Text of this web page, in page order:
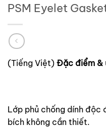
PSM Eyelet
(Tiếng Việt) Đặc điểm &
Lớp phủ chống dính độc
bích không cần thiết.